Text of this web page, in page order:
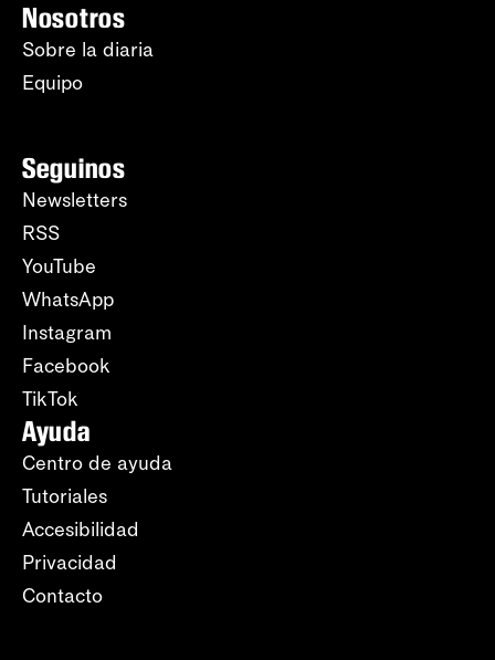
Nosotros
Sobre la diaria
Equipo
Seguinos
Newsletters
RSS
YouTube
WhatsApp
Instagram
Facebook
TikTok
Ayuda
Centro de ayuda
Tutoriales
Accesibilidad
Privacidad
Contacto